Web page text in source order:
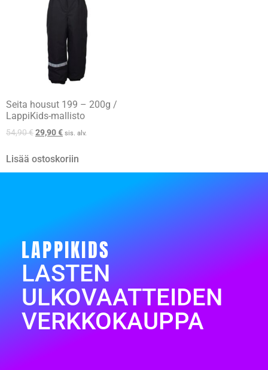
Seita housut 199 – 200g /
LappiKids-mallisto
54,90€29,90€ sis. alv.
Lisää ostoskoriin
LAPPIKIDS
LASTEN
ULKOVAATTEIDEN
VERKKOKAUPPA